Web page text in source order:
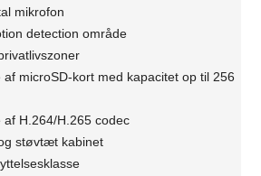
mikrofon
detection område
af microSD-kort med kapacitet op til 256
af H.264/H.265 codec
støvtæt kabinet